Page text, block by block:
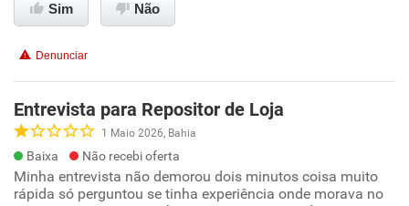
Sim Não
Denunciar
Entrevista para Repositor de Loja
1 Maio 2026, Bahia
Baixa Não recebi oferta
Minha entrevista não demorou dois minutos coisa muito
rápida só perguntou se tinha experiência onde morava no